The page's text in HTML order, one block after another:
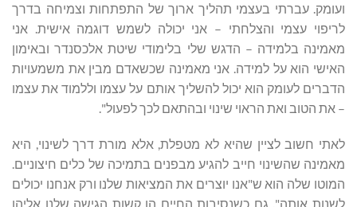
ועומק. עברתי בעצמי תהליך ארוך של התפתחות וצמיחה בדרך
לריפוי עצמי והצלחתי – אני יכולה לשמש דוגמה אישית. אני
מאמינה בלמידה – הדגש שלי בלימודי שיטת אלכסנדר ובאימון
האישי הוא על למידה. אני מאמינה שכשאדם מבין את משמעויות
הדברים לעומק הוא יכול להשליך אותם על עצמו וללמוד את עצמו
– את הטוב ואת הראוי שינוי ובהתאם לכך לפעול".
לאתי חשוב לציין שהיא לא מטפלת, אלא מורת דרך לשינוי, היא
מאמינה שהשינוי חייב להגיע מבפנים בתמיכה של כלים חיצוניים.
המוטו שלה הוא ש"אנו יוצרים את המציאות שלנו ורק אנחנו יכולים
לשנות אותה". גם כשנסיבות החיים הן קשות הגישה שלנו אליהן